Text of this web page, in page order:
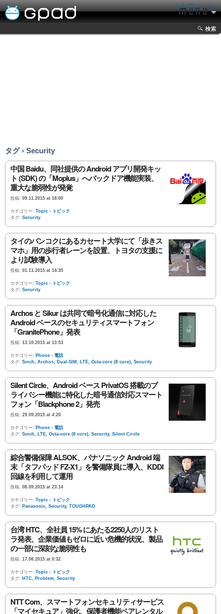
メニュー
検索
タグ › Security
中国 Baidu、同社提供の Android アプリ開発キッ
ト (SDK) の「Moplus」へバックドア機能実装、
重大な脆弱性が発覚
投稿: 09.11.2015 at 18:00
カテゴリー: Topic - トピック
タグ: Security
タイのバンコクにあるカセート大学にて「歩きス
マホ」用の歩行者レーンを設置、トヨタの支援に
より試験導入
投稿: 01.11.2015 at 14:35
カテゴリー: Topic - トピック
タグ: Security
Archos と Sikur は共同で暗号化通信に対応した
Android ベースのセキュリティスマートフォン
「GranitePhone」発表
投稿: 13.10.2015 at 13:53
カテゴリー: Phone - 電話
タグ: 5inch, Archos, Dual-SIM , LTE, Octa-core (8 core), Security
Silent Circle、Android ベース PrivatOS 搭載のプ
ライバシー機能に特化した暗号通信対応スマート
フォン「Blackphone 2」発売
投稿: 29.09.2015 at 4:20
カテゴリー: Phone - 電話
タグ: 5inch, LTE, Octa-core (8 core), Security, Silent Circle
綜合警備保障 ALSOK、パナソニック Android 端
末「タフパッド FZ-X1」を警備隊員に導入、KDDI
回線を利用して運用
投稿: 08.09.2015 at 23:14
カテゴリー: Topic - トピック
タグ: Panasonic, Security, TOUGHPAD
台湾 HTC、全社員 15% にあたる2250人のリスト
ラ発表、企業価値もゼロに近い危機的状況、製品
の一部に深刻な脆弱性も
投稿: 17.08.2015 at 0:32
カテゴリー: Topic - トピック
タグ: HTC, Problem, Security
NTT Com、スマートフォンセキュリティサービス
「マイセキュア」強化、保護者機能ペアレンタル